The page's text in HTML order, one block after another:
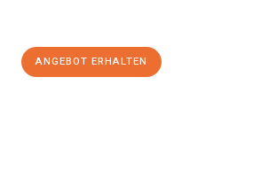
ANGEBOT ERHALTEN